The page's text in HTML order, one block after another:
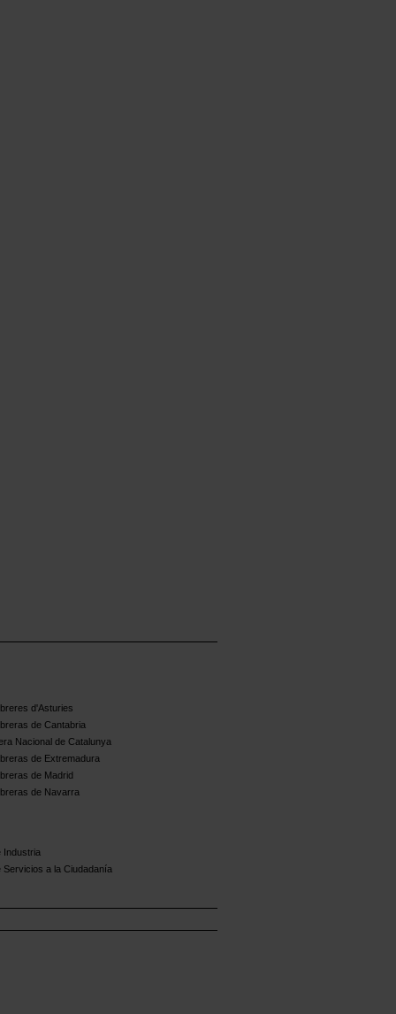
d'Asturies
de Cantabria
Nacional de Catalunya
de Extremadura
de Madrid
de Navarra
Industria
Servicios a la Ciudadanía